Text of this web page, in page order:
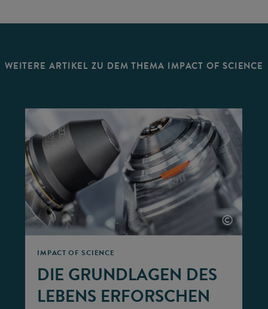
WEITERE ARTIKEL ZU DEM THEMA IMPACT OF SCIENCE
IMPACT OF SCIENCE
DIE GRUNDLAGEN DES
LEBENS ERFORSCHEN
©